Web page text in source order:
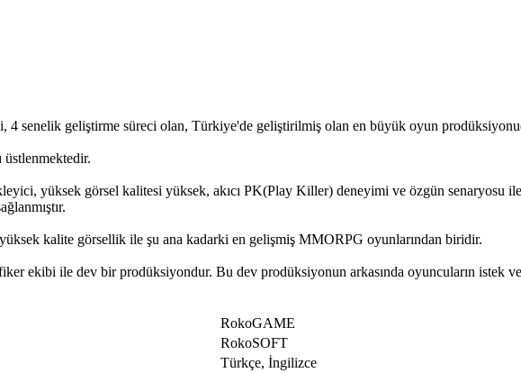
4 senelik geliştirme süreci olan, Türkiye'de geliştirilmiş olan en büyük oyun
üstlenmektedir.
yüksek görsel kalitesi yüksek, akıcı PK(Play Killer) deneyimi ve özgün senaryosu
kalite görsellik ile şu ana kadarki en gelişmiş MMORPG oyunlarından biridir.
ekibi ile dev bir prodüksiyondur. Bu dev prodüksiyonun arkasında oyuncuların istek
RokoGAME
RokoSOFT
Türkçe, İngilizce